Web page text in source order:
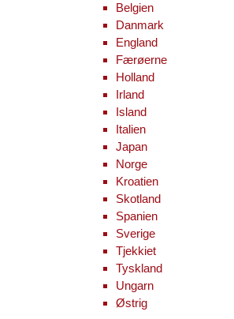
Belgien
Danmark
England
Færøerne
Holland
Irland
Island
Italien
Japan
Norge
Kroatien
Skotland
Spanien
Sverige
Tjekkiet
Tyskland
Ungarn
Østrig